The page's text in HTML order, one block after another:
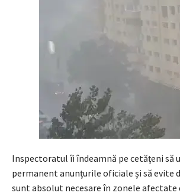
Inspectoratul îi îndeamnă pe cetățeni să
permanent anunțurile oficiale și să evite
sunt absolut necesare în zonele afectate